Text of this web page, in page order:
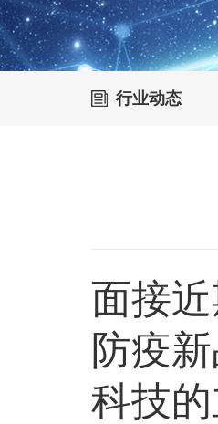
行业动态
面接
防疫
科技